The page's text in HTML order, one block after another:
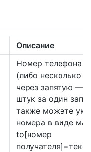
Описание
Номер телефона
(либо несколько
через запятую —
штук за один
также можете
номера в виде
to[номер